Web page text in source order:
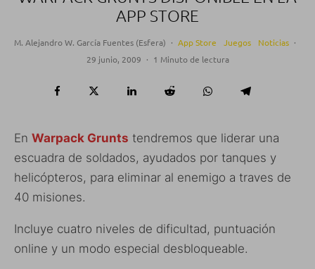
APP STORE
M. Alejandro W. García Fuentes (Esfera) · App Store Juegos Noticias ·
29 junio, 2009 · 1 Minuto de lectura
En Warpack Grunts tendremos que liderar una
escuadra de soldados, ayudados por tanques y
helicópteros, para eliminar al enemigo a traves de
40 misiones.
Incluye cuatro niveles de dificultad, puntuación
online y un modo especial desbloqueable.